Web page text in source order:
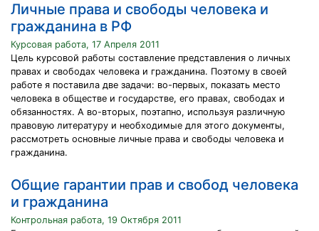
Личные права и свободы человека и
гражданина в РФ
Курсовая работа, 17 Апреля 2011
Цель курсовой работы составление представления о личных
правах и свободах человека и гражданина. Поэтому в своей
работе я поставила две задачи: во-первых, показать место
человека в обществе и государстве, его правах, свободах и
обязанностях. А во-вторых, поэтапно, используя различную
правовую литературу и необходимые для этого документы,
рассмотреть основные личные права и свободы человека и
гражданина.
Общие гарантии прав и свобод человека
и гражданина
Контрольная работа, 19 Октября 2011